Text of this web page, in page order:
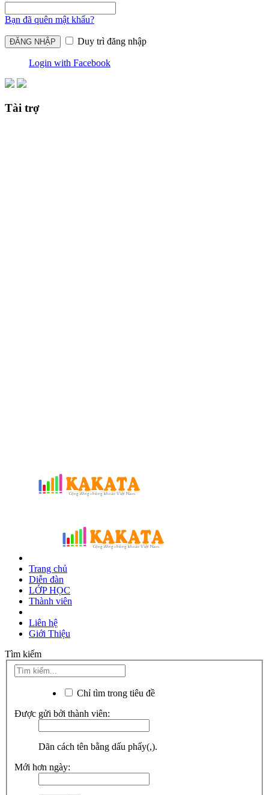
Bạn đã quên mật khẩu?
Duy trì đăng nhập
Login with Facebook
Tài trợ
Trang chủ
Diễn đàn
LỚP HỌC
Thành viên
Liên hệ
Giới Thiệu
Tìm kiếm
Chỉ tìm trong tiêu đề
Được gửi bởi thành viên:
Dãn cách tên bằng dấu phẩy(,).
Mới hơn ngày: